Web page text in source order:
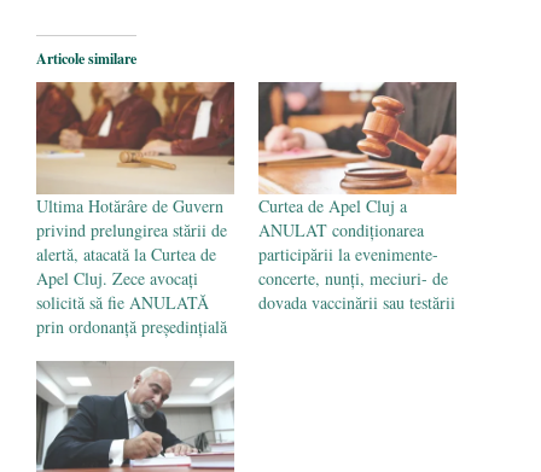
comercializare în UE
Părintele mărturisitor Constantin
Voicescu, pomenit, duminică, la
Mănăstirea Cernica - 27 iulie 2024
Articole similare
Ultima Hotărâre de Guvern
privind prelungirea stării de
alertă, atacată la Curtea de
Apel Cluj. Zece avocați
solicită să fie ANULATĂ
prin ordonanță președințială
Curtea de Apel Cluj a
ANULAT condiționarea
participării la evenimente-
concerte, nunți, meciuri- de
dovada vaccinării sau testării